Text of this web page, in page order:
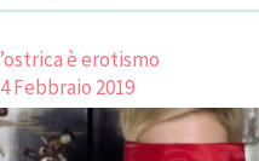
è erotismo
Febbraio 2019